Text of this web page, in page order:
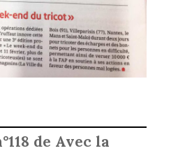
de Avec la